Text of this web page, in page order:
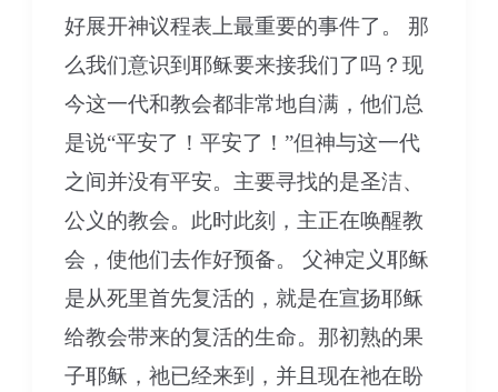
好展开神议程表上最重要的事件了。 那
么我们意识到耶稣要来接我们了吗？现
今这一代和教会都非常地自满，他们总
是说“平安了！平安了！”但神与这一代
之间并没有平安。主要寻找的是圣洁、
公义的教会。此时此刻，主正在唤醒教
会，使他们去作好预备。 父神定义耶稣
是从死里首先复活的，就是在宣扬耶稣
给教会带来的复活的生命。那初熟的果
子耶稣，祂已经来到，并且现在祂在盼